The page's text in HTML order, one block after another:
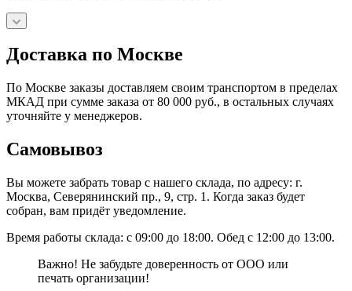
Доставка по Москве
По Москве заказы доставляем своим транспортом в пределах
МКАД при сумме заказа от 80 000 руб., в остальных случаях
уточняйте у менеджеров.
Самовывоз
Вы можете забрать товар с нашего склада, по адресу: г.
Москва, Северянинский пр., 9, стр. 1. Когда заказ будет
собран, вам придёт уведомление.
Время работы склада: с 09:00 до 18:00. Обед с 12:00 до 13:00.
Важно! Не забудьте доверенность от ООО или
печать организации!